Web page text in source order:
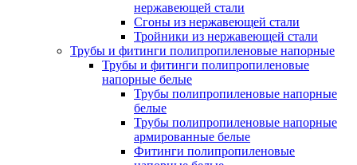
нержавеющей стали
Сгоны из нержавеющей стали
Тройники из нержавеющей стали
Трубы и фитинги полипропиленовые напорные
Трубы и фитинги полипропиленовые
напорные белые
Трубы полипропиленовые напорные
белые
Трубы полипропиленовые напорные
армированные белые
Фитинги полипропиленовые